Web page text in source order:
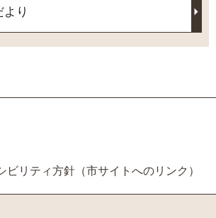
り
ビリティ方針（市サイトへのリンク）